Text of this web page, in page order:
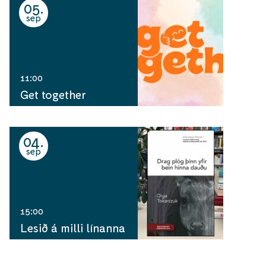
05
sep
11:00
Get together
04
sep
15:00
Lesið á milli línanna